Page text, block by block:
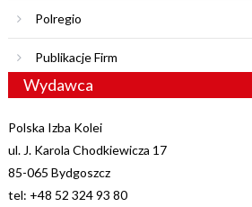
Polregio
Publikacje Firm
Wydawca
Polska Izba Kolei
ul. J. Karola Chodkiewicza 17
85-065 Bydgoszcz
tel: +48 52 324 93 80